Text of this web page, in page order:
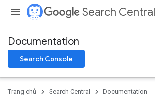
Search Central
Documentation
Search Console
Trang chủ Search Central Documentation